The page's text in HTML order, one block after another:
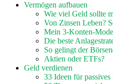
Vermögen aufbauen
Wie viel Geld sollte
Von Zinsen Leben?
Mein 3-Konten-
Die beste
So gelingt der
Aktien oder ETFs?
Geld verdienen
33 Ideen für